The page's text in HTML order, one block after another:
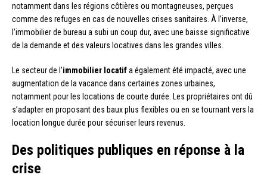
notamment dans les régions côtières ou montagneuses, perçues
comme des refuges en cas de nouvelles crises sanitaires. À l’inverse,
l’immobilier de bureau a subi un coup dur, avec une baisse significative
de la demande et des valeurs locatives dans les grandes villes.
Le secteur de l’immobilier locatifa également été impacté, avec une
augmentation de la vacance dans certaines zones urbaines,
notamment pour les locations de courte durée. Les propriétaires ont dû
s’adapter en proposant des baux plus flexibles ou en se tournant vers la
location longue durée pour sécuriser leurs revenus.
Des politiques publiques en réponse à la
crise